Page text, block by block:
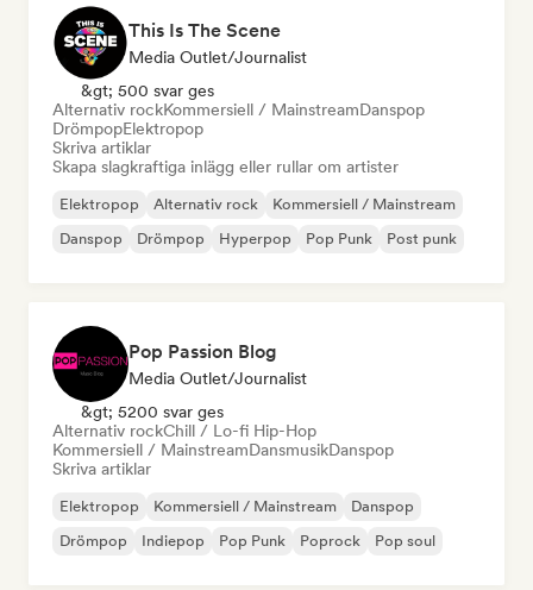
This Is The Scene
Media Outlet/Journalist
&gt; 500 svar ges
Alternativ rockKommersiell / MainstreamDanspop
DrömpopElektropop
Skriva artiklar
Skapa slagkraftiga inlägg eller rullar om artister
Elektropop Alternativ rock
Kommersiell / Mainstream
Danspop
Drömpop Hyperpop Pop Punk Post punk
Pop Passion Blog
Media Outlet/Journalist
&gt; 5200 svar ges
Alternativ rockChill / Lo-fi Hip-Hop
Kommersiell / MainstreamDansmusikDanspop
Skriva artiklar
Elektropop Kommersiell / Mainstream
Danspop
Drömpop
Indiepop Pop Punk Poprock Pop soul